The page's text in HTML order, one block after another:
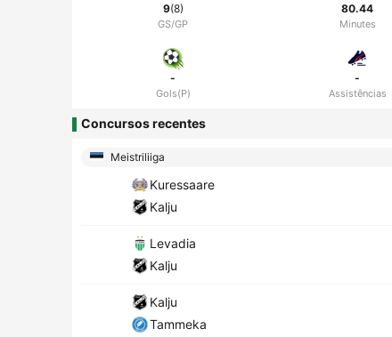
9(8)
GS/GP
80.44
Minutes
-
Gols(P)
-
Assistências
Concursos recentes
Meistriliiga
Kuressaare
Kalju
Levadia
Kalju
Kalju
Tammeka